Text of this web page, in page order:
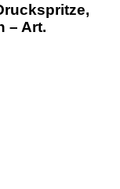
– Art.